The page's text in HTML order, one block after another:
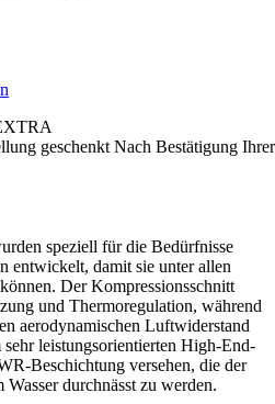
geschenkt Nach Bestätigung Ihrer
speziell für die Bedürfnisse
entwickelt, damit sie unter allen
Der Kompressionsschnitt
und Thermoregulation, während
aerodynamischen Luftwiderstand
sehr leistungsorientierten High-End-
Beschichtung versehen, die der
durchnässt zu werden.